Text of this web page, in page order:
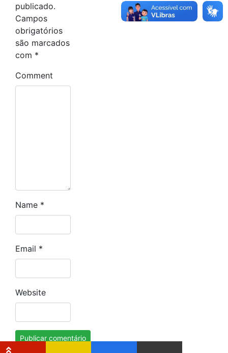
publicado.
Campos
obrigatórios
são marcados
com *
Comment
Name *
Email *
Website